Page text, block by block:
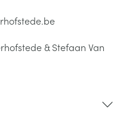
& Stefaan Van